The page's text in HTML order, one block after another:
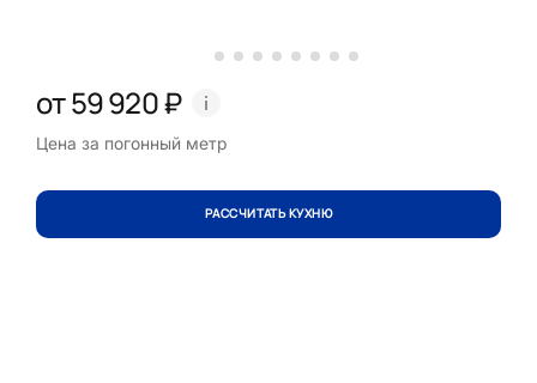
от 59 920 ₽
Цена за погонный метр
РАССЧИТАТЬ КУХНЮ